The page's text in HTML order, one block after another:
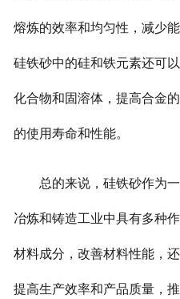
熔炼的效率和均匀性，减少
硅铁砂中的硅和铁元素还可
化合物和固溶体，提高合金
的使用寿命和性能。
总的来说，硅铁砂作为一
冶炼和铸造工业中具有多种
材料成分，改善材料性能，
提高生产效率和产品质量，